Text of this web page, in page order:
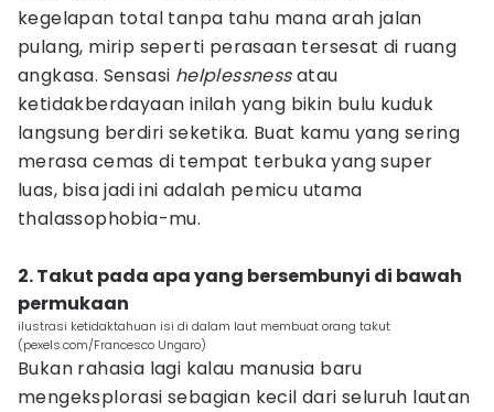
kegelapan total tanpa tahu mana arah jalan
pulang, mirip seperti perasaan tersesat di ruang
angkasa. Sensasi helplessnessatau
ketidakberdayaan inilah yang bikin bulu kuduk
langsung berdiri seketika. Buat kamu yang sering
merasa cemas di tempat terbuka yang super
luas, bisa jadi ini adalah pemicu utama
thalassophobia-mu.
2. Takut pada apa yang bersembunyi di bawah
permukaan
ilustrasi ketidaktahuan isi di dalam laut membuat orang takut
(pexels.com/Francesco Ungaro)
Bukan rahasia lagi kalau manusia baru
mengeksplorasi sebagian kecil dari seluruh lautan